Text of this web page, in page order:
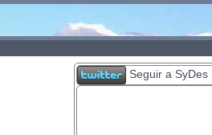
Seguir a SyDes